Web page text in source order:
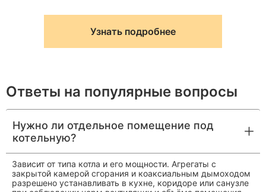
Узнать подробнее
Ответы на популярные вопросы
Нужно ли отдельное помещение под
котельную?
Зависит от типа котла и его мощности. Агрегаты с
закрытой камерой сгорания и коаксиальным дымоходом
разрешено устанавливать в кухне, коридоре или санузле